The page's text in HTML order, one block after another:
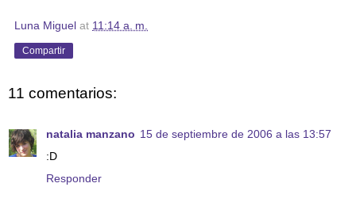
Luna Miguel at 11:14 a. m.
Compartir
11 comentarios:
natalia manzano 15 de septiembre de 2006 a las 13:57
:D
Responder